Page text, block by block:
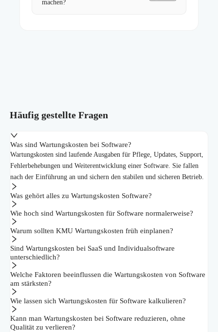
machen?
Häufig gestellte Fragen
Was sind Wartungskosten bei Software?
Wartungskosten sind laufende Ausgaben für Pflege, Updates, Support,
Fehlerbehebungen und Weiterentwicklung einer Software. Sie fallen
nach der Einführung an und sichern den stabilen und sicheren Betrieb.
Was gehört alles zu Wartungskosten Software?
Wie hoch sind Wartungskosten für Software normalerweise?
Warum sollten KMU Wartungskosten früh einplanen?
Sind Wartungskosten bei SaaS und Individualsoftware
unterschiedlich?
Welche Faktoren beeinflussen die Wartungskosten von Software
am stärksten?
Wie lassen sich Wartungskosten für Software kalkulieren?
Kann man Wartungskosten bei Software reduzieren, ohne
Qualität zu verlieren?